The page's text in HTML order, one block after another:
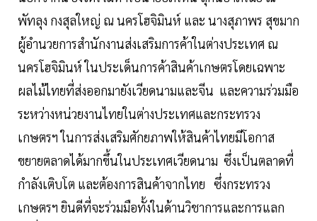
พัทลุง กงสุลใหญ่ ณ นครโฮจิมินห์ และ นางสุภาพร สุขมาก
ผู้อำนวยการสำนักงานส่งเสริมการค้าในต่างประเทศ ณ
นครโฮจิมินห์ ในประเด็นการค้าสินค้าเกษตรโดยเฉพาะ
ผลไม้ไทยที่ส่งออกมายังเวียดนามและจีน และความร่วมมือ
ระหว่างหน่วยงานไทยในต่างประเทศและกระทรวง
เกษตรฯ ในการส่งเสริมศักยภาพให้สินค้าไทยมีโอกาส
ขยายตลาดได้มากขึ้นในประเทศเวียดนาม ซึ่งเป็นตลาดที่
กำลังเติบโต และต้องการสินค้าจากไทย ซึ่งกระทรวง
เกษตรฯ ยินดีที่จะร่วมมือทั้งในด้านวิชาการและการแลก